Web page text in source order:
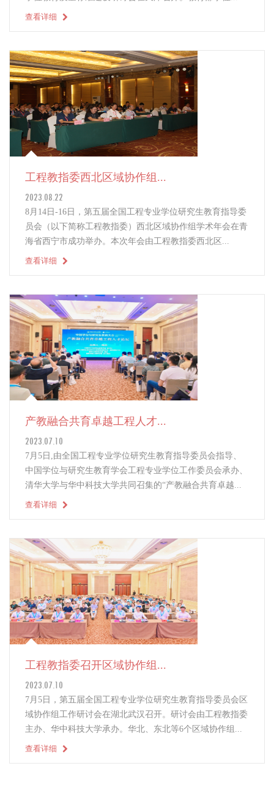
查看详细
工程教指委西北区域协作组...
2023.08.22
8月14日-16日，第五届全国工程专业学位研究生教育指导委
员会（以下简称工程教指委）西北区域协作组学术年会在青
海省西宁市成功举办。本次年会由工程教指委西北区...
查看详细
产教融合共育卓越工程人才...
2023.07.10
7月5日,由全国工程专业学位研究生教育指导委员会指导、
中国学位与研究生教育学会工程专业学位工作委员会承办、
清华大学与华中科技大学共同召集的“产教融合共育卓越...
查看详细
工程教指委召开区域协作组...
2023.07.10
7月5日，第五届全国工程专业学位研究生教育指导委员会区
域协作组工作研讨会在湖北武汉召开。研讨会由工程教指委
主办、华中科技大学承办。华北、东北等6个区域协作组...
查看详细